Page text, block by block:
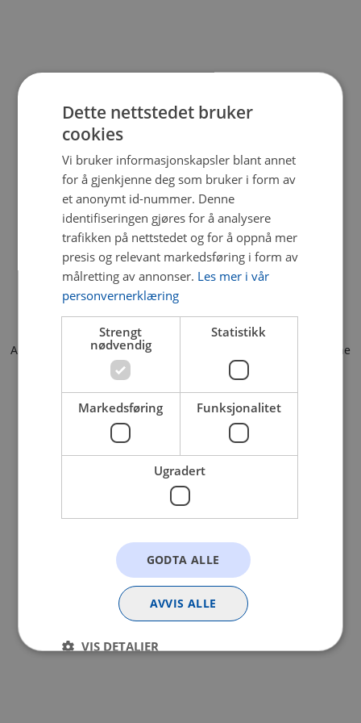
Application error: a client-side exception has occurred (see the
browser console for more information).
Dette nettstedet bruker
cookies
Vi bruker informasjonskapsler blant annet
for å gjenkjenne deg som bruker i form av
et anonymt id-nummer. Denne
identifiseringen gjøres for å analysere
trafikken på nettstedet og for å oppnå mer
presis og relevant markedsføring i form av
målretting av annonser. Les mer i vår
personvernerklæring
Strengt
nødvendig
Statistikk
Markedsføring Funksjonalitet
Ugradert
GODTA ALLE
AVVIS ALLE
VIS DETALJER